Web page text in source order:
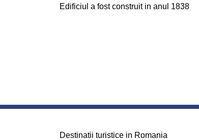
Edificiul a fost construit in anul 1838
Destinatii turistice in Romania